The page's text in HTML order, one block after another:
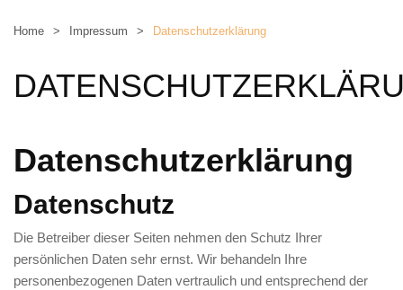
WIR STELLEN UNS VOR
ONLINESHOP
Kreativbaukasten
Weihnachtskrippe
Weihnachtsengel
Bergmann
Home > Impressum > Datenschutzerklärung
Datenschutzerklärung
Datenschutz
Die Betreiber dieser Seiten nehmen den Schutz Ihrer
persönlichen Daten sehr ernst. Wir behandeln Ihre
personenbezogenen Daten vertraulich und entsprechend der